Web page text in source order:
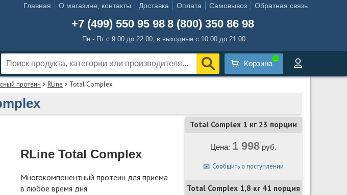
Главная О магазине, контакты Доставка Оплата Самовывоз Обратная связь
+7 (499) 550 95 98 8 (800) 350 86 98
Пн - Пт с 9:00 до 22:00, в выходные с 10:00 до 21:00
Корзина
протеин > RLine > Total Complex
RLine Total Complex
Многокомпонентный протеин для приема
в любое время дня
Total Complex 1 кг 23 порции
Цена: 1 998руб.
Сообщить о поступлении
Total Complex 1,8 кг 41 порция